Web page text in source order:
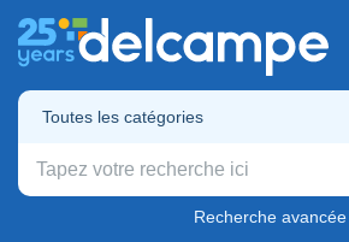
Toutes les catégories
Recherche avancée